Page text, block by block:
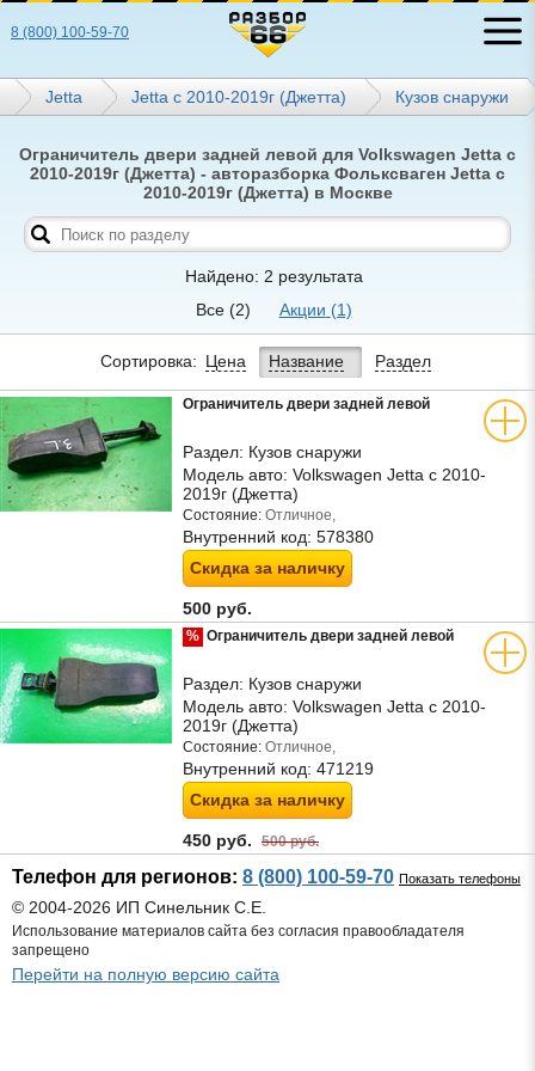
8 (800) 100-59-70
Jetta Jetta с 2010-2019г (Джетта) Кузов снаружи
Ограничитель двери задней левой для Volkswagen Jetta с
2010-2019г (Джетта) - авторазборка Фольксваген Jetta с
2010-2019г (Джетта) в Москве
Найдено: 2 результата
Все (2) Акции (1)
Сортировка: Цена Название Раздел
Ограничитель двери задней левой
Раздел: Кузов снаружи
Модель авто: Volkswagen Jetta с 2010-
2019г (Джетта)
Состояние: Отличное,
Внутренний код: 578380
Скидка за наличку
500 руб.
% Ограничитель двери задней левой
Раздел: Кузов снаружи
Модель авто: Volkswagen Jetta с 2010-
2019г (Джетта)
Состояние: Отличное,
Внутренний код: 471219
Скидка за наличку
450 руб. 500 руб.
Телефон для регионов: 8 (800) 100-59-70 Показать телефоны
© 2004-2026 ИП Синельник С.Е.
Использование материалов сайта без согласия правообладателя
запрещено
Перейти на полную версию сайта